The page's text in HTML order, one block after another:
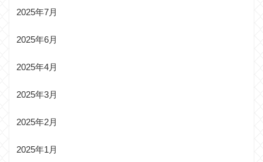
2025年7月
2025年6月
2025年4月
2025年3月
2025年2月
2025年1月